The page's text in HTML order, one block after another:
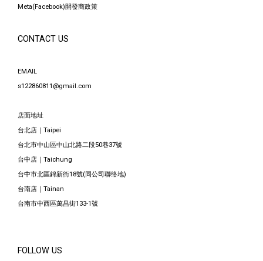
Meta(Facebook)開發商政策
CONTACT US
EMAIL
s122860811@gmail.com
店面地址
台北店｜Taipei
台北市中山區中山北路二段50巷37號
台中店｜Taichung
台中市北區錦新街18號(同公司聯络地)
台南店｜Tainan
台南市中西區萬昌街133-1號
FOLLOW US